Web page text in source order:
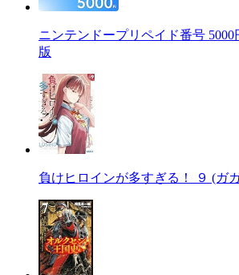
ニンテンドープリペイド番号 5000
版
負けヒロインが多すぎる！ ９ (ガ